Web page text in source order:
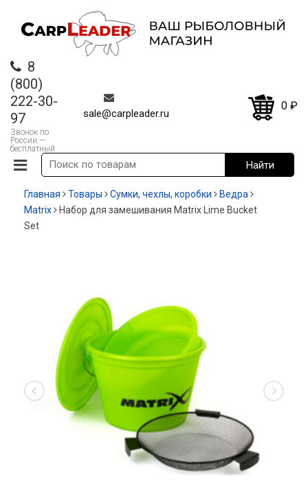
8
(800)
222-30-
97
Звонок по
России —
бесплатный
sale@carpleader.ru
0 ₽
Главная Товары Сумки, чехлы, коробки
Ведра
Matrix
Набор для замешивания Matrix Lime Bucket
Set